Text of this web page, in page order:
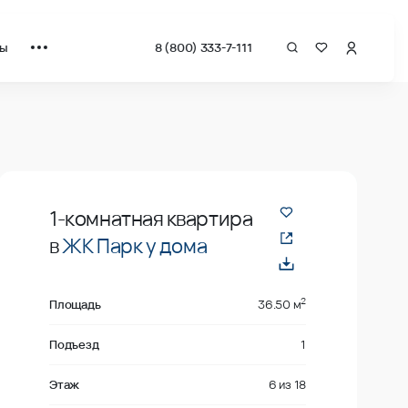
8 (800) 333-7-111
1-комнатная квартира
вЖК Парк у дома
Площадь 36.50 м2
Подъезд 1
Этаж 6 из 18